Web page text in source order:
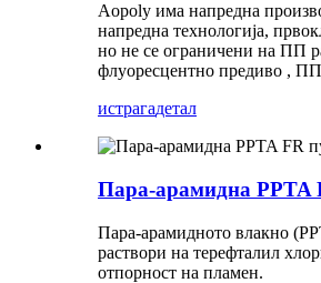
Aopoly има напредна
напредна технологија,
но не се ограничени на ПП
флуоресцентно предиво ,
истрагадетал
Пара-арамидна PPTA
Пара-арамидното влакно
раствори на терефталил
отпорност на пламен.